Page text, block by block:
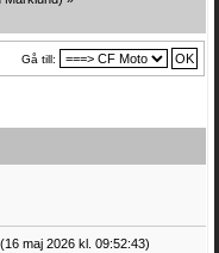
Gå till:
maj 2026 kl. 09:52:43)